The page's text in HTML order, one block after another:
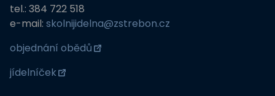
tel.: 384 722 518
e-mail: skolnijidelna@zstrebon.cz
objednání obědů
jídelníček